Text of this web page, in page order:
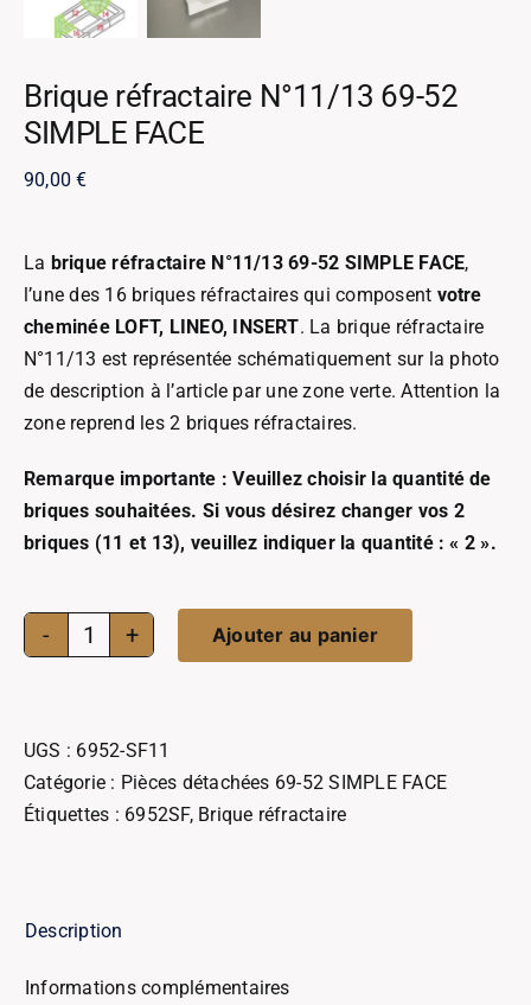
Brique réfractaire N°11/13 69-52
SIMPLE FACE
90,00€
La brique réfractaire N°11/13 69-52 SIMPLE FACE,
l’une des 16 briques réfractaires qui composent votre
cheminée LOFT, LINEO, INSERT. La brique réfractaire
N°11/13 est représentée schématiquement sur la photo
de description à l’article par une zone verte. Attention la
zone reprend les 2 briques réfractaires.
Remarque importante : Veuillez choisir la quantité de
briques souhaitées. Si vous désirez changer vos 2
briques (11 et 13), veuillez indiquer la quantité : « 2 ».
quantité
réfractaire
N°11/13
69-
Ajouter au panier
UGS : 6952-SF11
Catégorie : Pièces détachées 69-52 SIMPLE FACE
Étiquettes : 6952SF, Brique réfractaire
Description
Informations complémentaires